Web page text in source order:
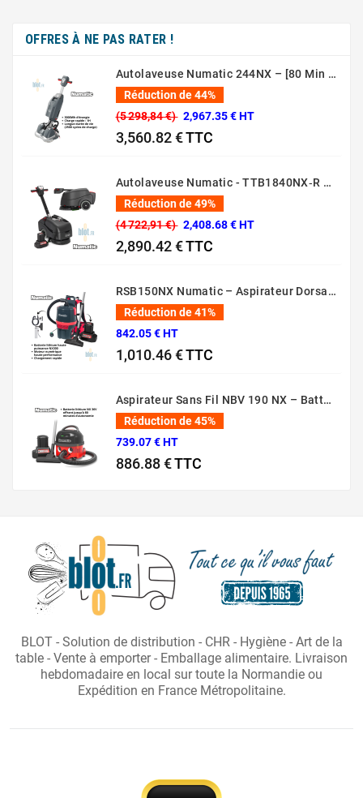
OFFRES À NE PAS RATER !
Autolaveuse Numatic 244NX – [80 Min – 44 Cm – 36V]
Réduction de 44%
(5 298,84 €) 2,967.35 € HT
3,560.82 €TTC
Autolaveuse Numatic - TTB1840NX‑R – (Batterie 36 V, 18 L)
Réduction de 49%
(4 722,91 €) 2,408.68 € HT
2,890.42 €TTC
RSB150NX Numatic – Aspirateur Dorsal Pro [80 Min – 5L – 36V]
Réduction de 41%
842.05 € HT
1,010.46 €TTC
Aspirateur Sans Fil NBV 190 NX – Batterie 36V Professionnel
Réduction de 45%
739.07 € HT
886.88 €TTC
BLOT - Solution de distribution - CHR - Hygiène - Art de la
table - Vente à emporter - Emballage alimentaire. Livraison
hebdomadaire en local sur toute la Normandie ou
Expédition en France Métropolitaine.